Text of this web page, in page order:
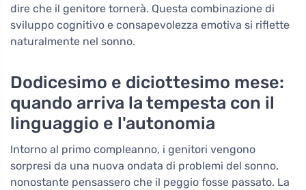
dire che il genitore tornerà. Questa combinazione di
sviluppo cognitivo e consapevolezza emotiva si riflette
naturalmente nel sonno.
Dodicesimo e diciottesimo mese:
quando arriva la tempesta con il
linguaggio e l'autonomia
Intorno al primo compleanno, i genitori vengono
sorpresi da una nuova ondata di problemi del sonno,
nonostante pensassero che il peggio fosse passato. La